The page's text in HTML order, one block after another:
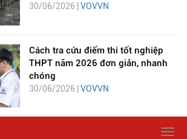
30/06/2026 | VOVVN
Cách tra cứu điểm thi tốt nghiệp
THPT năm 2026 đơn giản, nhanh
chóng
30/06/2026 | VOVVN